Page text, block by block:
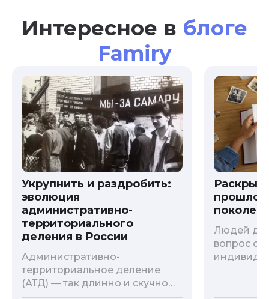
Интересное в блоге
Famiry
Укрупнить и раздробить:
эволюция
административно-
территориального
деления в России
Административно-
территориальное деление
(АТД) ― так длинно и скучно
называется разграничение
Людей
вопрос о
и